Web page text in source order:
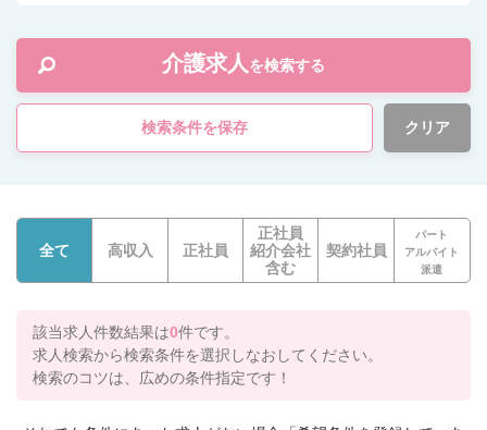
介護求人 を検索する
検索条件を保存 クリア
全て 高収入 正社員
正社員
紹介会社
含む
契約社員
パート
アルバイト
派遣
該当求人件数結果は0件です。
求人検索から検索条件を選択しなおしてください。
検索のコツは、広めの条件指定です！